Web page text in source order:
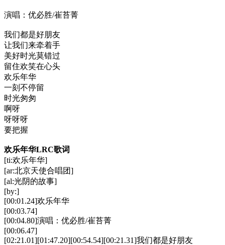
演唱：优必胜/崔苔菁
我们都是好朋友
让我们来牵着手
美好时光莫错过
留住欢笑在心头
欢乐年华
一刻不停留
时光匆匆
啊呀
呀呀呀
要把握
欢乐年华LRC歌词
[ti:欢乐年华]
[ar:北京天使合唱团]
[al:光阴的故事]
[by:]
[00:01.24]欢乐年华
[00:03.74]
[00:04.80]演唱：优必胜/崔苔菁
[00:06.47]
[02:21.01][01:47.20][00:54.54][00:21.31]我们都是好朋友